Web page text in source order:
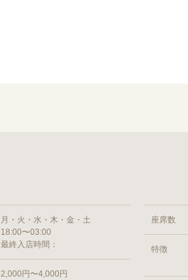
月・火・水・木・金・土
18:00〜03:00
最終入店時間：
2,000円〜4,000円
座席数
特徴